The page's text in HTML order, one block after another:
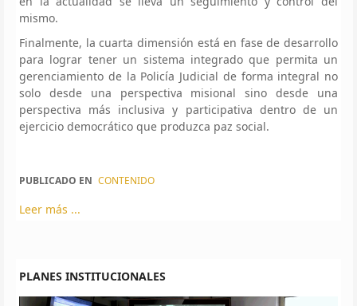
mismo.
Finalmente, la cuarta dimensión está en fase de desarrollo
para lograr tener un sistema integrado que permita un
gerenciamiento de la Policía Judicial de forma integral no
solo desde una perspectiva misional sino desde una
perspectiva más inclusiva y participativa dentro de un
ejercicio democrático que produzca paz social.
PUBLICADO EN CONTENIDO
Leer más ...
PLANES INSTITUCIONALES